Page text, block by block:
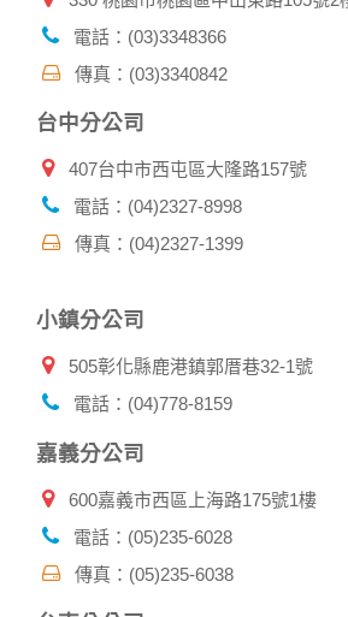
資料使用:
本公司不會向任何人出售或出借您的個人
資料：
違反本公司旗下網站的會員條款或產品、
2.為了保護使用者個人隱私，我們無法為
帳號資料。若您有相關法律上問題需查閱
有相關資料，以協助調查及破案！
請妥善保管您在本公司及相關企業伙伴網
本公司相關企業伙伴網站所提供的服務後
或關閉網頁瀏覽器，以防止他人讀取您的
問或訂購時，請立即通知本站。
電話：(03)3348366
傳真：(03)3340842
台中分公司
407台中市西屯區大隆路157號
電話：(04)2327-8998
傳真：(04)2327-1399
小鎮分公司
505彰化縣鹿港鎮郭厝巷32-1號
電話：(04)778-8159
嘉義分公司
600嘉義市西區上海路175號1樓
電話：(05)235-6028
傳真：(05)235-6038